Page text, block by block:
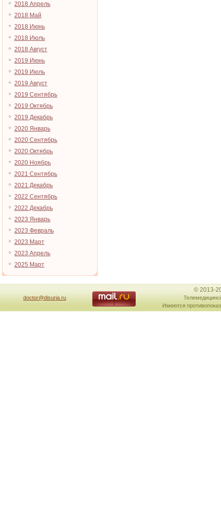
2018 Апрель
2018 Май
2018 Июнь
2018 Июль
2018 Август
2019 Июнь
2019 Июль
2019 Август
2019 Сентябрь
2019 Октябрь
2019 Декабрь
2020 Январь
2020 Сентябрь
2020 Октябрь
2020 Ноябрь
2021 Сентябрь
2021 Декабрь
2022 Сентябрь
2022 Декабрь
2023 Январь
2023 Февраль
2023 Март
2023 Апрель
2025 Март
doctor@disuria.ru
© 2013-
Имеются